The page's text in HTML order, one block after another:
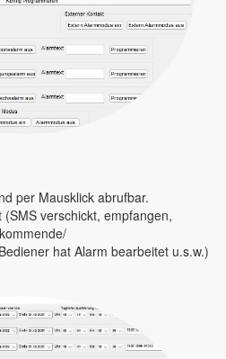
per Mausklick abrufbar.
verschickt, empfangen,
hat Alarm bearbeitet u.s.w.)